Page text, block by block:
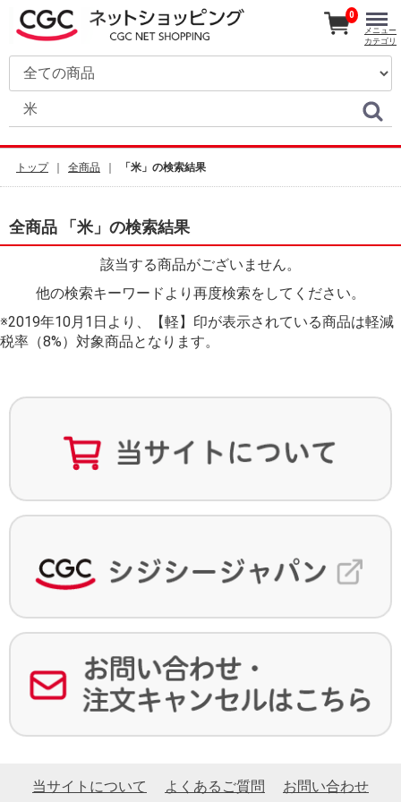
0
メニュー
カテゴリ
トップ 全商品 「米」の検索結果
全商品 「米」の検索結果
該当する商品がございません。
他の検索キーワードより再度検索をしてください。
※2019年10月1日より、【軽】印が表示されている商品は軽減
税率（8%）対象商品となります。
当サイトについて よくあるご質問 お問い合わせ